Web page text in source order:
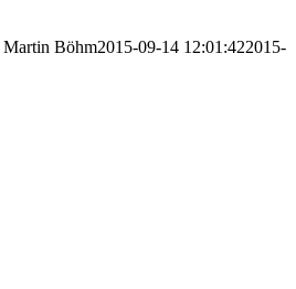
Martin Böhm2015-09-14 12:01:422015-